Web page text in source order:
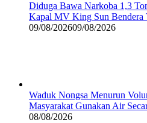
Diduga Bawa Narkoba 1,3
Kapal MV King Sun Bendera
09/08/202609/08/2026
Waduk Nongsa Menurun
Masyarakat Gunakan Air
08/08/2026